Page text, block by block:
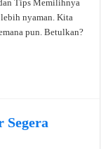
Tips Memilihnya
nyaman. Kita
pun. Betulkan?